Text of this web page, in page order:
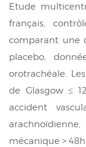
Etude
français,
comparant une
placebo,
orotrachéale.
de Glasgow ≤
accident
mécanique >